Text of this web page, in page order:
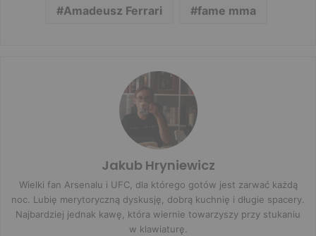
Amadeusz Ferrari fame mma
Jakub Hryniewicz
Wielki fan Arsenalu i UFC, dla którego gotów jest zarwać każdą
noc. Lubię merytoryczną dyskusję, dobrą kuchnię i długie spacery.
Najbardziej jednak kawę, która wiernie towarzyszy przy stukaniu
w klawiaturę.